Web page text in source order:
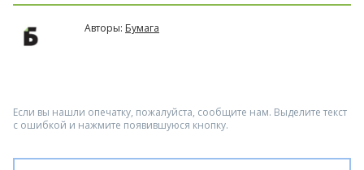
Авторы: Бумага
Если вы нашли опечатку, пожалуйста, сообщите нам. Выделите текст
с ошибкой и нажмите появившуюся кнопку.